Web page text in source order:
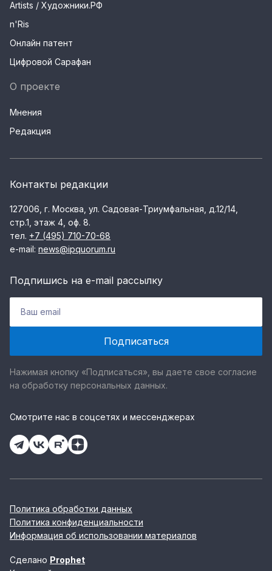
Artists / Художники.РФ
n'Ris
Онлайн патент
Цифровой Сарафан
О проекте
Мнения
Редакция
Контакты редакции
127006, г. Москва, ул. Садовая-Триумфальная, д.12/14,
стр.1, этаж 4, оф. 8.
тел. +7 (495) 710-70-68
e-mail: news@ipquorum.ru
Подпишись на e-mail рассылку
Нажимая кнопку «Подписаться», вы даете свое согласие
на обработку персональных данных.
Смотрите нас в соцсетях и мессенджерах
Политика обработки данных
Политика конфиденциальности
Информация об использовании материалов
Сделано Prophet